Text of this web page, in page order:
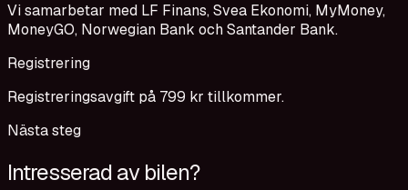
Vi samarbetar med LF Finans, Svea Ekonomi, MyMoney,
MoneyGO, Norwegian Bank och Santander Bank.
Registrering
Registreringsavgift på 799 kr tillkommer.
Nästa steg
Intresserad av bilen?